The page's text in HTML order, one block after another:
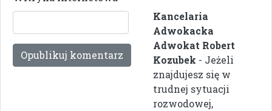
Kancelaria
Adwokacka
Adwokat Robert
Kozubek - Jeżeli
znajdujesz się w
trudnej sytuacji
rozwodowej,